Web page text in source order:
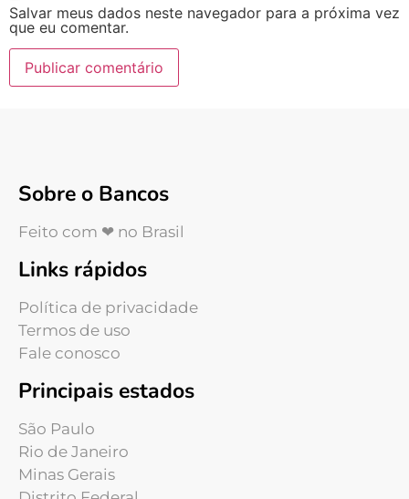
Salvar meus dados neste navegador para a próxima vez
que eu comentar.
Sobre o Bancos
Feito com ❤ no Brasil
Links rápidos
Política de privacidade
Termos de uso
Fale conosco
Principais estados
São Paulo
Rio de Janeiro
Minas Gerais